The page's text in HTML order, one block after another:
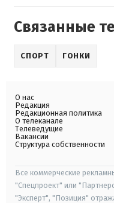
Связанные
СПОРТ ГОНКИ
О нас
Редакция
Редакционная политика
О телеканале
Телеведущие
Вакансии
Структура собственности
Все коммерческие
"Спецпроект" или
"Эксперт", "Позиция"